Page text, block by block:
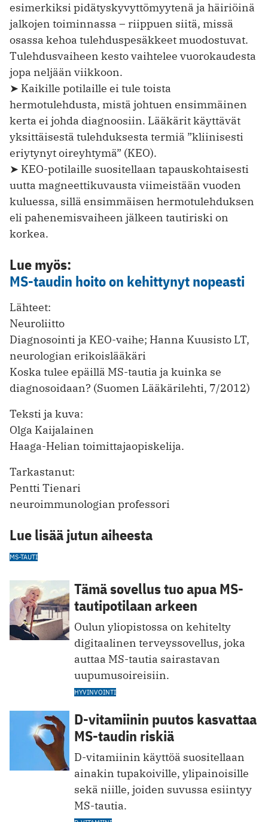
esimerkiksi pidätyskyvyttömyytenä ja häiriöinä
jalkojen toiminnassa – riippuen siitä, missä
osassa kehoa tulehduspesäkkeet muodostuvat.
Tulehdusvaiheen kesto vaihtelee vuorokaudesta
jopa neljään viikkoon.
➤ Kaikille potilaille ei tule toista
hermotulehdusta, mistä johtuen ensimmäinen
kerta ei johda diagnoosiin. Lääkärit käyttävät
yksittäisestä tulehduksesta termiä ”kliinisesti
eriytynyt oireyhtymä” (KEO).
➤ KEO-potilaille suositellaan tapauskohtaisesti
uutta magneettikuvausta viimeistään vuoden
kuluessa, sillä ensimmäisen hermotulehduksen
eli pahenemisvaiheen jälkeen tautiriski on
korkea.
Lue myös:
MS-taudin hoito on kehittynyt nopeasti
Lähteet:
Neuroliitto
Diagnosointi ja KEO-vaihe; Hanna Kuusisto LT,
neurologian erikoislääkäri
Koska tulee epäillä MS-tautia ja kuinka se
diagnosoidaan? (Suomen Lääkärilehti, 7/2012)
Teksti ja kuva:
Olga Kaijalainen
Haaga-Helian toimittajaopiskelija.
Tarkastanut:
Pentti Tienari
neuroimmunologian professori
Lue lisää jutun aiheesta
MS-TAUTI
Tämä sovellus tuo apua MS-
tautipotilaan arkeen
Oulun yliopistossa on kehitelty
digitaalinen terveyssovellus, joka
auttaa MS-tautia sairastavan
uupumusoireisiin.
HYVINVOINTI
D-vitamiinin puutos kasvattaa
MS-taudin riskiä
D-vitamiinin käyttöä suositellaan
ainakin tupakoiville, ylipainoisille
sekä niille, joiden suvussa esiintyy
MS-tautia.